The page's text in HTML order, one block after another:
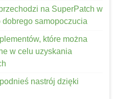
na SuperPatch w
samopoczucia
które można
w celu uzyskania
nastrój dzięki